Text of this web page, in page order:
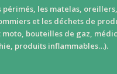
les matelas,
et les déchets de
bouteilles de gaz,
produits inflammables…).